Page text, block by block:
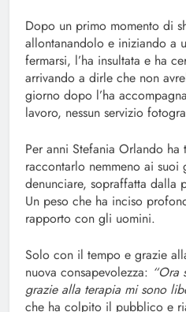
Dopo un primo momento di
allontanandolo e iniziando a
fermarsi, l’ha insultata e ha
arrivando a dirle che non
giorno dopo l’ha
lavoro, nessun servizio
Per anni Stefania Orlando ha
raccontarlo nemmeno ai suoi
denunciare, sopraffatta dalla
Un peso che ha inciso
rapporto con gli uomini.
Solo con il tempo e grazie
nuova consapevolezza: “Ora
grazie alla terapia mi sono
che ha colpito il pubblico e